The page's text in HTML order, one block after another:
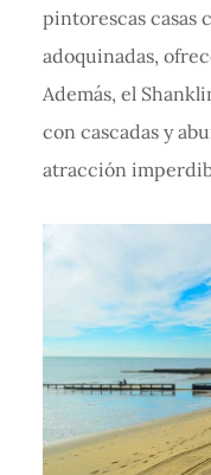
pintorescas casas
adoquinadas,
Además, el
con cascadas y
atracción